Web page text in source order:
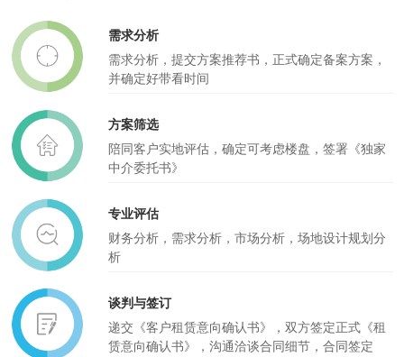
需求分析
需求分析，提交方案推荐书，正式确定备案方案，
并确定好带看时间
方案筛选
陪同客户实地评估，确定可考虑楼盘，签署《独家
中介委托书》
专业评估
财务分析，需求分析，市场分析，场地设计规划分
析
谈判与签订
递交《客户租赁意向确认书》，双方签定正式《租
赁意向确认书》，沟通洽谈合同细节，合同签定